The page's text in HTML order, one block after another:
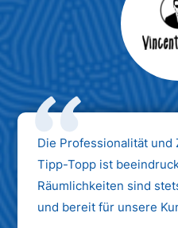
Max
Die Professionalität und
Tipp-Topp ist
Räumlichkeiten sind
und bereit für unsere